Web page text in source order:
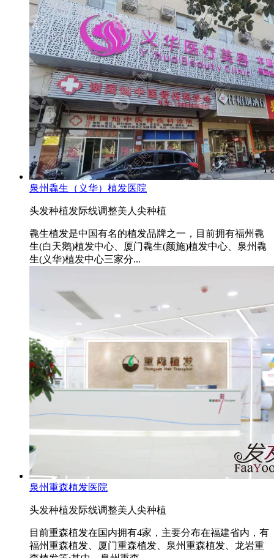
泉州毳生（义华）植发医院
头发种植发际线调整美人尖种植
毳生植发是中国有名的植发品牌之一，目前拥有福州毳
生(白天鹅)植发中心、厦门毳生(颜施)植发中心、泉州毳
生(义华)植发中心三家分...
泉州重森植发医院
头发种植发际线调整美人尖种植
目前重森植发在国内拥有4家，主要分布在福建省内，有
福州重森植发、厦门重森植发、泉州重森植发、龙岩重